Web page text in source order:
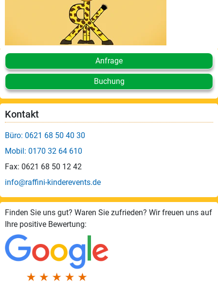
Anfrage
Buchung
Kontakt
Büro: 0621 68 50 40 30
Mobil: 0170 32 64 610
Fax: 0621 68 50 12 42
info@raffini-kinderevents.de
Finden Sie uns gut? Waren Sie zufrieden? Wir freuen uns auf
Ihre positive Bewertung: